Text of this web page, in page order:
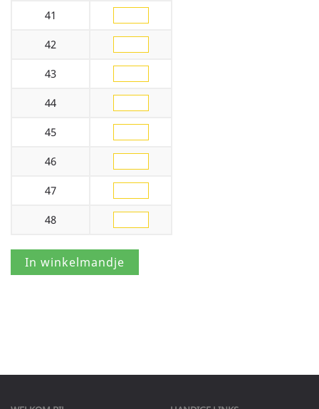
41
42
43
44
45
46
47
48